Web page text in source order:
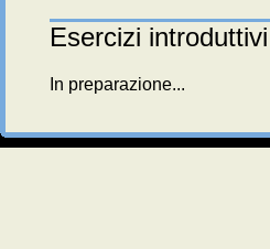
Esercizi
In preparazione...